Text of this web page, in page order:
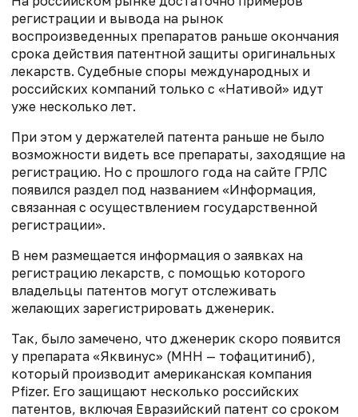
регистрации и вывода на рынок
воспроизведенных препаратов раньше окончания
срока действия патентной защиты оригинальных
лекарств. Судебные споры международных и
российских компаний только с «Нативой» идут
уже несколько лет.
При этом у держателей патента раньше не было
возможности видеть все препараты, заходящие на
регистрацию. Но с прошлого года на сайте ГРЛС
появился раздел под названием «Информация,
связанная с осуществлением государственной
регистрации».
В нем размещается информация о заявках на
регистрацию лекарств, с помощью которого
владельцы патентов могут отслеживать
желающих зарегистрировать дженерик.
Так, было замечено, что дженерик скоро появится
у препарата «Яквинус» (МНН — тофацитиниб),
который производит американская компания
Pfizer. Его защищают несколько российских
патентов, включая Евразийский патент со сроком